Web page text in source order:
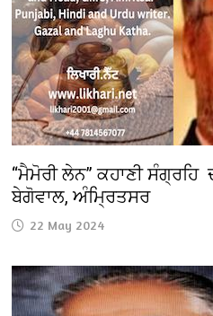
“ਮੈਮੋਰੀ ਲੇਨ” ਕਹਾਣੀ
ਬੇਗੋਵਾਲ, ਅੰਮ੍ਰਿਤਸਰ
22 May 2024